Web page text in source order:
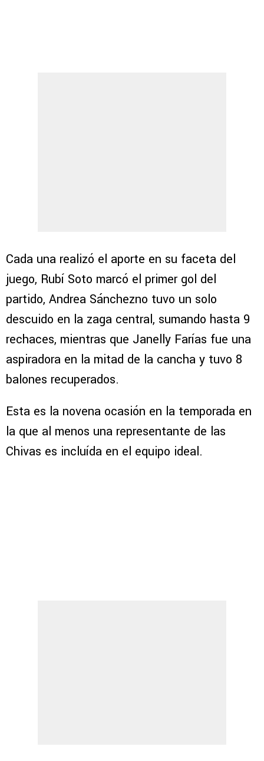
Cada una realizó el aporte en su faceta del
juego, Rubí Soto marcó el primer gol del
partido, Andrea Sánchezno tuvo un solo
descuido en la zaga central, sumando hasta 9
rechaces, mientras que Janelly Farías fue una
aspiradora en la mitad de la cancha y tuvo 8
balones recuperados.
Esta es la novena ocasión en la temporada en
la que al menos una representante de las
Chivas es incluída en el equipo ideal.